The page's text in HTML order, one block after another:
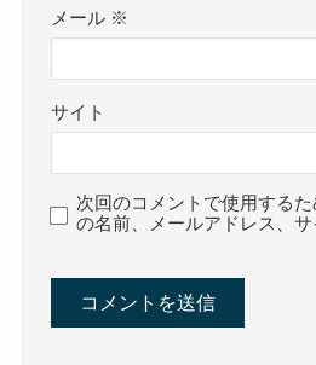
メール ※
サイト
次回のコメントで使用する
の名前、メールアドレス、サ